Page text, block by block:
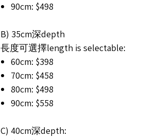
90cm: $498
B) 35cm深depth
長度可選擇length is selectable:
60cm: $398
70cm: $458
80cm: $498
90cm: $558
C) 40cm深depth: